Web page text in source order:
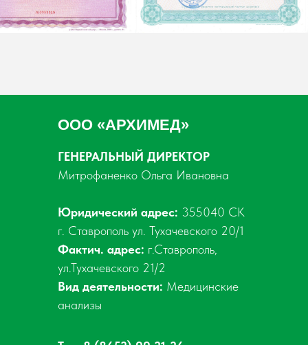
ГЕНЕРАЛЬНЫЙ ДИРЕКТОР
Митрофаненко Ольга Ивановна
Юридический адрес: 355040 СК
г. Ставрополь ул. Тухачевского 20/1
Фактич. адрес: г.Ставрополь,
ул.Тухачевского 21/2
Вид деятельности: Медицинские
анализы
ООО «АРХИМЕД»